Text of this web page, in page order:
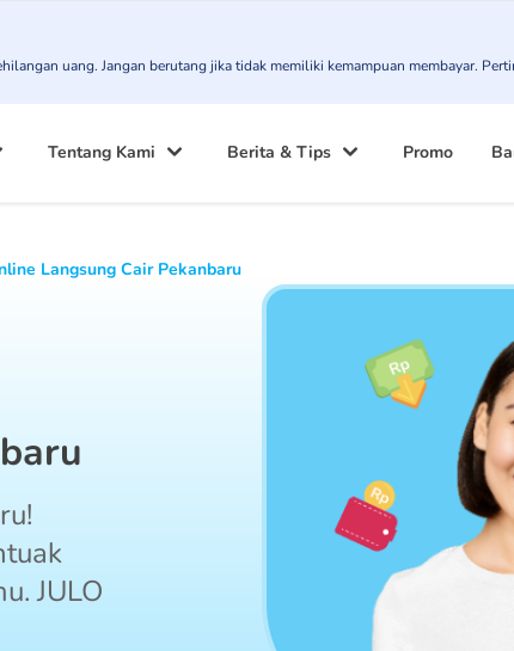
uang. Jangan berutang jika tidak memiliki kemampuan membayar.
Tentang Kami Berita & Tips Promo
Langsung Cair Pekanbaru
JULO